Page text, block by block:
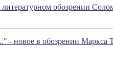
обозрении
в обозрении Маркса